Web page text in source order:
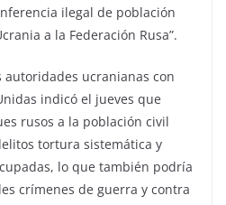
ilegal de población
a la Federación Rusa”.
autoridades ucranianas con
indicó el jueves que
rusos a la población civil
tortura sistemática y
lo que también podría
crímenes de guerra y contra